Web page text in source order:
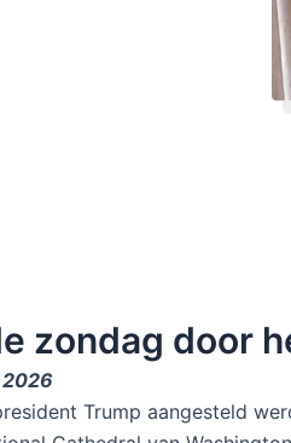
zondag door
Trump aangesteld